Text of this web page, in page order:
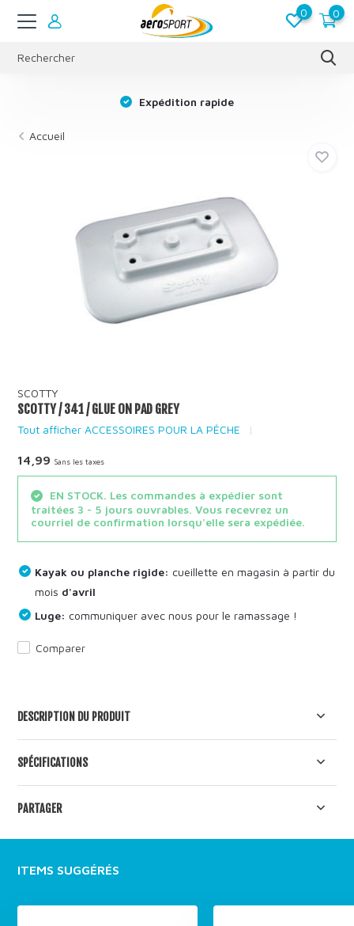
0 0
Expédition rapide
Accueil
SCOTTY
SCOTTY / 341 / GLUE ON PAD GREY
Tout afficher ACCESSOIRES POUR LA PÊCHE
14,99 Sans les taxes
EN STOCK. Les commandes à expédier sont
traitées 3 - 5 jours ouvrables. Vous recevrez un
courriel de confirmation lorsqu'elle sera expédiée.
Kayak ou planche rigide: cueillette en magasin à partir du
mois d'avril
Luge: communiquer avec nous pour le ramassage !
Comparer
DESCRIPTION DU PRODUIT
SPÉCIFICATIONS
PARTAGER
ITEMS SUGGÉRÉS